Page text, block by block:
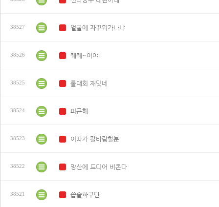
38527 얼굴에 자꾸뭐가나냐
38526 줴줴~이야
38525 롤대회 재밋네
38524 피곤해
38523 이따가 칼바람할분
38522 양산에 드디어 비온다
38521 씁슬하구만